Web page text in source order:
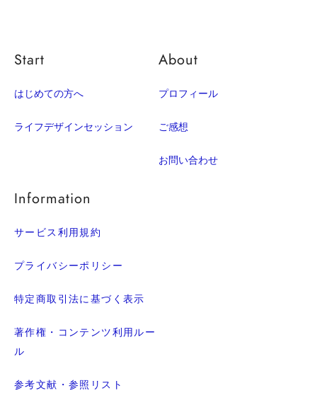
Start
はじめての方へ
ライフデザインセッション
About
プロフィール
ご感想
お問い合わせ
Information
サービス利用規約
プライバシーポリシー
特定商取引法に基づく表示
著作権・コンテンツ利用ルー
ル
参考文献・参照リスト